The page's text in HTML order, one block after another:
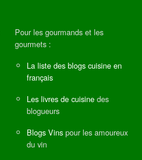
Pour les gourmands et les
gourmets :
La liste des blogs cuisine en
français
Les livres de cuisine des
blogueurs
Blogs Vins pour les amoureux
du vin